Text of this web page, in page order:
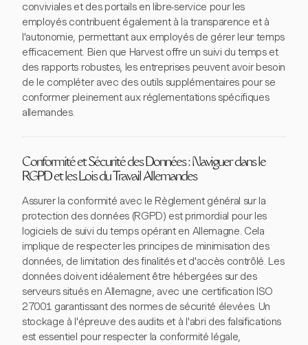
conviviales et des portails en libre-service pour les
employés contribuent également à la transparence et à
l'autonomie, permettant aux employés de gérer leur temps
efficacement. Bien que Harvest offre un suivi du temps et
des rapports robustes, les entreprises peuvent avoir besoin
de le compléter avec des outils supplémentaires pour se
conformer pleinement aux réglementations spécifiques
allemandes.
Conformité et Sécurité des Données : Naviguer dans le
RGPD et les Lois du Travail Allemandes
Assurer la conformité avec le Règlement général sur la
protection des données (RGPD) est primordial pour les
logiciels de suivi du temps opérant en Allemagne. Cela
implique de respecter les principes de minimisation des
données, de limitation des finalités et d'accès contrôlé. Les
données doivent idéalement être hébergées sur des
serveurs situés en Allemagne, avec une certification ISO
27001 garantissant des normes de sécurité élevées. Un
stockage à l'épreuve des audits et à l'abri des falsifications
est essentiel pour respecter la conformité légale,